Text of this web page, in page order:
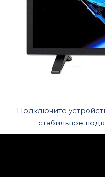
Подключите
стабильное